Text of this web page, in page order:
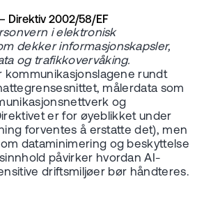
Direktiv 2002/58/EF
i elektronisk
dekker informasjonskapsler,
og trafikkovervåking.
kommunikasjonslagene rundt
målerdata som
og
er for øyeblikket under
forventes å erstatte det), men
dataminimering og beskyttelse
påvirker hvordan AI-
driftsmiljøer bør håndteres.